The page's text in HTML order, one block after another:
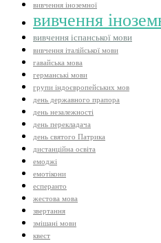
вивчення іноземної
вивчення
вивчення іспанської мови
вивчення італійської мови
гавайська мова
германські мови
групи індоєвропейських мов
день державного прапора
день незалежності
день перекладача
день святого Патрика
дистанційна освіта
емоджі
емотікони
есперанто
жестова мова
звертання
змішані мови
квест